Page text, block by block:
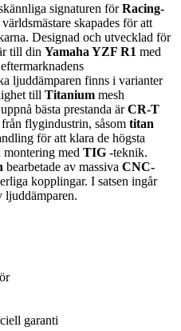
signaturen förRacing-
världsmästare skapades för att
Designad och utvecklad för
till din Yamaha YZF R1 med
ljuddämparen finns i varianter
till Titanium mesh
bästa prestanda ärCR-T
flygindustrin, såsom titan
för att klara de högsta
montering med TIG -teknik.
bearbetade av massiva CNC-
kopplingar. I satsen ingår
garanti